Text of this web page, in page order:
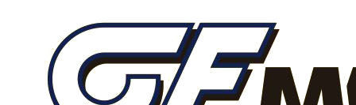
Ведра на колесах
Коврики влаговпитывающие
Коврики влаговпитывающие 1,2 м х 1,8 м
Коврики влаговпитывающие 1,2 м х 10 м
Коврики влаговпитывающие 1,2 м х 15 м
Коврики влаговпитывающие 1,2 м х 2,5 м